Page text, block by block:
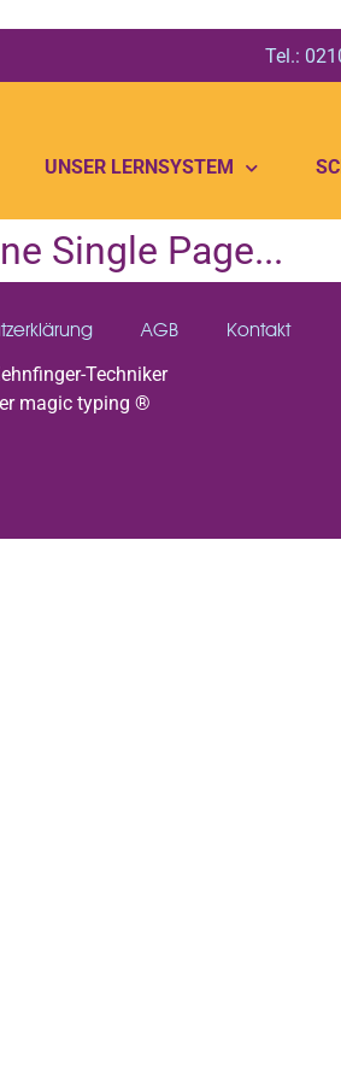
Tel.:
UNSER LERNSYSTEM
Single Page...
AGB
Kontakt
Techniker
magic typing ®